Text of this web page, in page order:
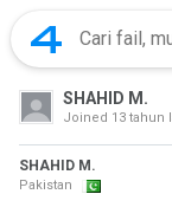
SHAHID M.
Joined 13 tahun
SHAHID M.
Pakistan